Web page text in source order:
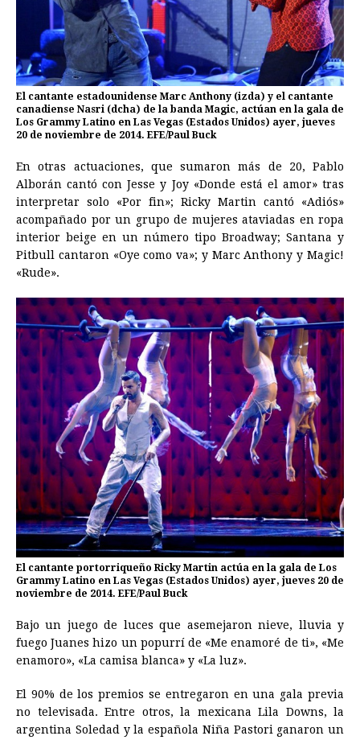
El cantante estadounidense Marc Anthony (izda) y el cantante
canadiense Nasri (dcha) de la banda Magic, actúan en la gala de
Los Grammy Latino en Las Vegas (Estados Unidos) ayer, jueves
20 de noviembre de 2014. EFE/Paul Buck
En otras actuaciones, que sumaron más de 20, Pablo
Alborán cantó con Jesse y Joy «Donde está el amor» tras
interpretar solo «Por fin»; Ricky Martin cantó «Adiós»
acompañado por un grupo de mujeres ataviadas en ropa
interior beige en un número tipo Broadway; Santana y
Pitbull cantaron «Oye como va»; y Marc Anthony y Magic!
«Rude».
El cantante portorriqueño Ricky Martin actúa en la gala de Los
Grammy Latino en Las Vegas (Estados Unidos) ayer, jueves 20 de
noviembre de 2014. EFE/Paul Buck
Bajo un juego de luces que asemejaron nieve, lluvia y
fuego Juanes hizo un popurrí de «Me enamoré de ti», «Me
enamoro», «La camisa blanca» y «La luz».
El 90% de los premios se entregaron en una gala previa
no televisada. Entre otros, la mexicana Lila Downs, la
argentina Soledad y la española Niña Pastori ganaron un